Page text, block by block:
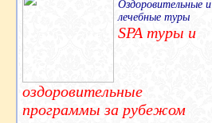
Оздоровительные и
лечебные туры
SPA туры и
оздоровительные
программы за рубежом